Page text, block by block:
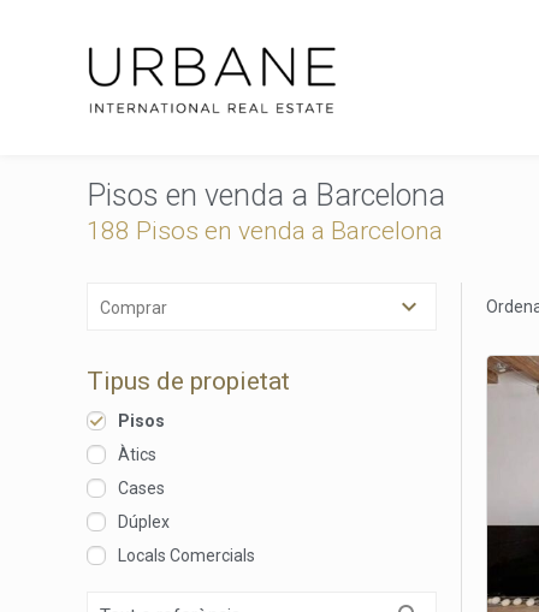
Pisos en venda a Barcelona
188 Pisos en venda a Barcelona
Comprar
Tipus de propietat
Pisos
Àtics
Cases
Dúplex
Locals Comercials